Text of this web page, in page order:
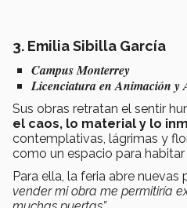
3. Emilia Sibilla García
Campus Monterrey
Licenciatura en Animación y
Sus obras retratan el sentir
el caos, lo material y lo
contemplativas, lágrimas y
como un espacio para
Para ella, la feria abre nuevas
vender mi obra me permitiría